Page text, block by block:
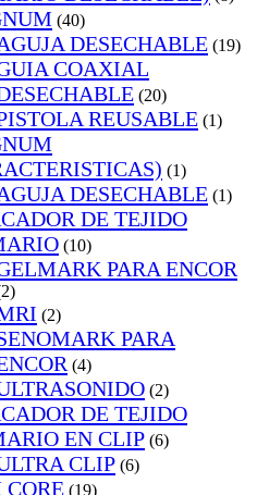
(40)
DESECHABLE (19)
COAXIAL
(20)
REUSABLE (1)
(1)
DESECHABLE (1)
DE TEJIDO
(10)
PARA ENCOR
(2)
PARA
(4)
(2)
DE TEJIDO
EN CLIP (6)
CLIP (6)
(19)